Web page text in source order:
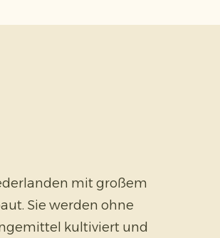
mit großem
Sie werden ohne
kultiviert und